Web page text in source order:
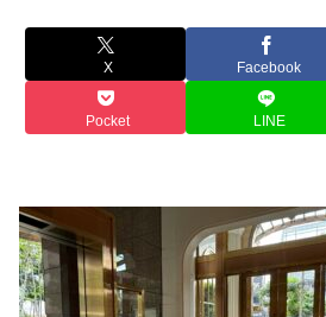
X Facebook
Pocket LINE